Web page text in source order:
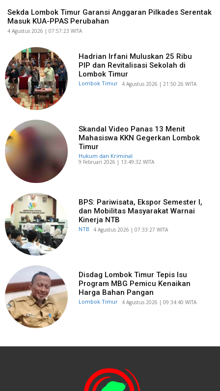
Sekda Lombok Timur Garansi Anggaran Pilkades Serentak
Masuk KUA-PPAS Perubahan
​4 Agustus 2026 | 07:57:23 WITA
Hadrian Irfani Muluskan 25 Ribu
PIP dan Revitalisasi Sekolah di
Lombok Timur
Lombok Timur ​4 Agustus 2026 | 21:50:26 WITA
Skandal Video Panas 13 Menit
Mahasiswa KKN Gegerkan Lombok
Timur
Hukum dan Kriminal
​9 Februari 2026 | 13:49:32 WITA
BPS: Pariwisata, Ekspor Semester I,
dan Mobilitas Masyarakat Warnai
Kinerja NTB
NTB ​4 Agustus 2026 | 07:33:27 WITA
Disdag Lombok Timur Tepis Isu
Program MBG Pemicu Kenaikan
Harga Bahan Pangan
Lombok Timur ​4 Agustus 2026 | 09:34:40 WITA